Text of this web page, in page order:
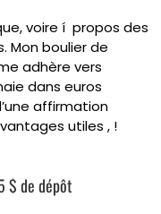
voire í propos des
Mon boulier de
adhère vers
dans euros
affirmation
utiles , !
$ de dépôt